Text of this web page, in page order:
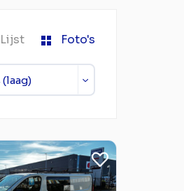
Lijst Foto's